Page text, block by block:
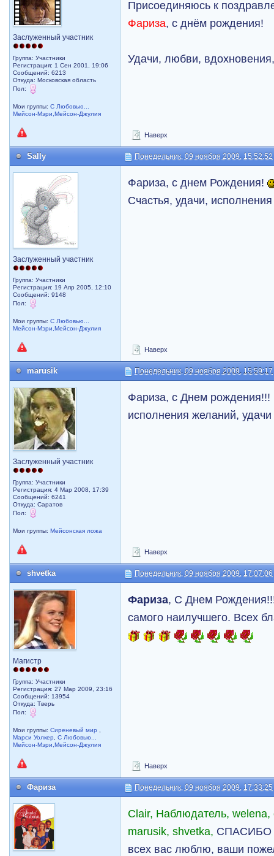
Заслуженный участник
Группа: Участники
Регистрация: 1 Сен 2001, 19:06
Сообщений: 6213
Откуда: Московская область
Пол:
Мои группы:С Любовью...
Мейсон-Мэри,Мейсон-Джулия
Присоединяюсь к
Фариза, с днём рождения!
Удачи, любви,
Наверх
Sally Понедельник, 09 ноября 2009, 15:52:52
Заслуженный участник
Группа: Участники
Регистрация: 19 Апр 2005, 12:10
Сообщений: 9148
Пол:
Мои группы:С Любовью...
Мейсон-Мэри,Мейсон-Джулия
Фариза, с днем Рождения!
Счастья, удачи,
Наверх
marusik Понедельник, 09 ноября 2009, 15:59:17
Заслуженный участник
Группа: Участники
Регистрация: 4 Мар 2008, 17:39
Сообщений: 6241
Откуда: Саратов
Пол:
Мои группы:Мейсонская ложа
Фариза, с Днем рождения!!!
исполнения желаний,
Наверх
shvetka Понедельник, 09 ноября 2009, 17:07:06
Магистр
Группа: Участники
Регистрация: 27 Мар 2009, 23:16
Сообщений: 13954
Откуда: Тверь
Пол:
Мои группы:Сиреневый мир
Марси Уолкер
,С Любовью...
Мейсон-Мэри,Мейсон-Джулия
Фариза, С Днем
самого наилучшего. Всех
Наверх
Фариза Понедельник, 09 ноября 2009, 17:33:25
Clair, Наблюдатель,
marusik, shvetka, СПАСИБО
всех вас люблю, ваши